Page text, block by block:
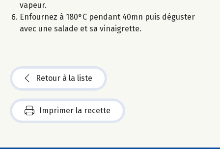
vapeur.
Enfournez à 180°C pendant 40mn puis déguster
avec une salade et sa vinaigrette.
Retour à la liste
Imprimer la recette